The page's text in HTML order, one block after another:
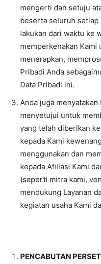
mengerti dan setuju
beserta seluruh setiap
lakukan dari waktu ke
memperkenakan Kami
menerapkan,
Pribadi Anda
Data Pribadi ini.
Anda juga menyatakan
menyetujui untuk
yang telah diberikan
kepada Kami
menggunakan dan
kepada Afiliasi Kami
(seperti mitra kami,
mendukung Layanan
kegiatan usaha Kami
PENCABUTAN